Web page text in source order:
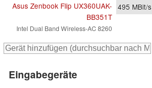
Asus Zenbook Flip UX360UAK-
BB351T
Intel Dual Band Wireless-AC 8260
495 MBit/s
Eingabegeräte